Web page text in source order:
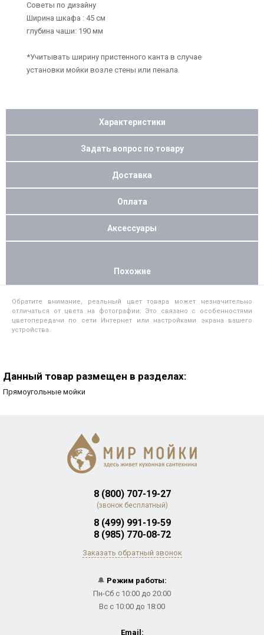
Советы по дизайну
Ширина шкафа : 45 см
глубина чаши: 190 мм
*Учитывать ширину пристенного канта в случае
установки мойки возле стены или пенала.
Характеристики
Задать вопрос по товару
Доставка
Оплата
Аксессуары
Похожие
Обратите внимание, реальный цвет товара может незначительно
отличаться от цвета на фотографии. Это связано с особенностями
цветопередачи по сети Интернет или настройками экрана вашего
устройства.
Данный товар размещен в разделах:
Прямоугольные мойки
8 (800) 707-19-27
(звонок бесплатный)
8 (499) 991-19-59
8 (985) 770-08-72
Заказать обратный звонок
🔔 Режим работы:
Пн-Сб с 10:00 до 20:00
Вс с 10:00 до 18:00
Email: